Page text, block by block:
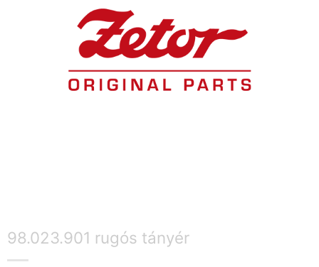
98.023.901 rugós tányér